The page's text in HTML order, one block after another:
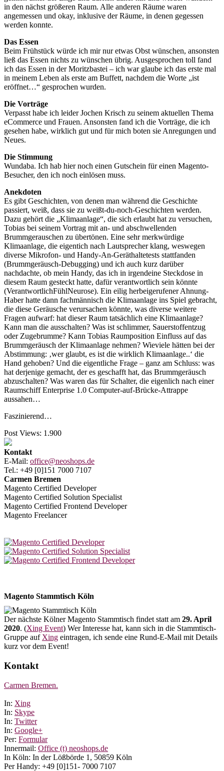
in den nächst größeren Raum. Alle anderen Räume waren
angemessen und okay, inklusive der Räume, in denen gegessen
werden konnte.
Das Essen
Beim Frühstück würde ich mir nur etwas Obst wünschen, ansonsten
ließ das Essen nichts zu wünschen übrig. Ausgesprochen toll fand
ich das Essen in der Moritzbastei – ich war glaube ich das erste mal
in meinem Leben als erste am Buffett, nachdem die Worte „ist
eröffnet…“ gesprochen wurden.
Die Vorträge
Verpasst habe ich leider Jochen Krisch zu seinem aktuellen Thema
eCommerce und Frauen. Ansonsten fand ich die Vorträge, die ich
gesehen habe, wirklich gut und für mich boten sie Anregungen und
Neues.
Die Stimmung
Wundaba. Ich hab hier noch einen Gutschein für einen Magento-
Besucher, den ich noch einlösen muss.
Anekdoten
Es gibt Geschichten, von denen man während die Geschichte
passiert, weiß, dass sie zu weißt-du-noch-Geschichten werden.
Dazu gehört die „Klimaanlage“, die sich erlaubt hat zu versuchen,
Tobias bei seinem Vortrag mit an- und abschwellenden
Brummgerauschen zu übertönen. Eine sehr merkwürdige
Klimaanlage, die eigentich nach Lautsprecher klang, weswegen
diverse Mikrofon- und Handy-An-Geräthaltetests stattfanden
(Brummgeräusch-Debugging) und ich auch kurz darüber
nachdachte, ob mein Handy, das ich in irgendeine Steckdose in
diesem Raum gesteckt hatte, dafür verantwortlich sein könnte
(VerantwortlichFühlNeurose). Ein eilig herbeigerufener Ahnung-
Haber hatte dann fachmännisch die Klimaanlage ins Spiel gebracht,
die diese Geräusche verursachen könnte, was diverse weitere
Fragen aufwarf: hat dieser Raum tatsächlich eine Klimaanlage?
Kann man die ausschalten? Was ist schlimmer, Sauerstoffentzug
oder Zugebrumme? Kann Tobias Raumposition Einfluss auf das
Brummgeräusch der Klimaanlage nehmen? Wieviele hätten bei der
Abstimmung: ‚wer glaubt, es ist die wirklich Klimaanlage..‘ die
Hand gehoben? Und die eigentliche Frage – ganz am Schluss: was
hat derjenige gemacht, der es geschafft hat, das Brummgeräusch
abzuschalten? Was waren das für Schalter, die eigenlich nach einer
Raumschiff Enterprise 1.0 Computer-auf-Brücke-Attrappe
aussahen…
Faszinierend…
Post Views: 1.900
Kontakt
E-Mail: office@neoshops.de
Tel.: +49 [0]151 7000 7107
Carmen Bremen
Magento Certified Developer
Magento Certified Solution Specialist
Magento Certified Frontend Developer
Magento Freelancer
Magento Stammtisch Köln
Der nächste Kölner Magento Stammtisch findet statt am 29. April
2020. (Xing Event) Wer Interesse hat, kann sich in die Stammtisch-
Gruppe auf Xing eintragen, ich sende eine Rund-E-Mail mit Details
kurz vor dem Event!
Kontakt
Carmen Bremen.
In: Xing
In: Skype
In: Twitter
In: Google+
Per: Formular
Innermail: Office (t) neoshops.de
In Köln: In der Lößbörde 1, 50859 Köln
Per Handy: +49 [0]151- 7000 7107